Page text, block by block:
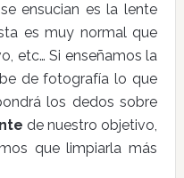
ensucian es la lente
es muy normal que
etc… Si enseñamos la
de fotografía lo que
los dedos sobre
de nuestro objetivo,
que limpiarla más